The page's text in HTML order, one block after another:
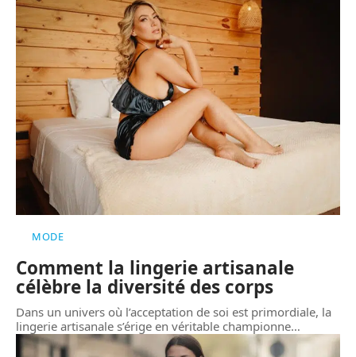
MODE
Comment la lingerie artisanale
célèbre la diversité des corps
Dans un univers où l’acceptation de soi est primordiale, la
lingerie artisanale s’érige en véritable championne…